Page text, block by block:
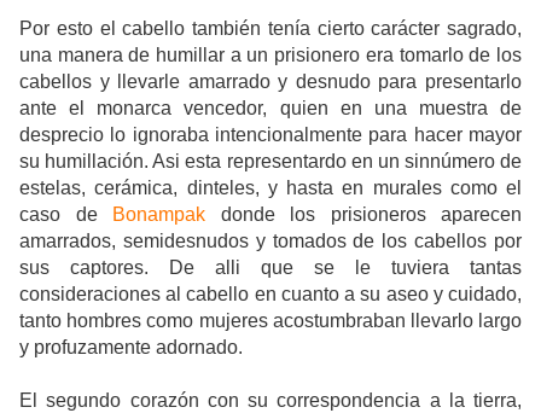
Por esto el cabello también tenía cierto carácter sagrado,
una manera de humillar a un prisionero era tomarlo de los
cabellos y llevarle amarrado y desnudo para presentarlo
ante el monarca vencedor, quien en una muestra de
desprecio lo ignoraba intencionalmente para hacer mayor
su humillación. Asi esta representardo en un sinnúmero de
estelas, cerámica, dinteles, y hasta en murales como el
caso de
Bonampak donde los prisioneros aparecen
amarrados, semidesnudos y tomados de los cabellos por
sus captores. De alli que se le tuviera tantas
consideraciones al cabello en cuanto a su aseo y cuidado,
tanto hombres como mujeres acostumbraban llevarlo largo
y profuzamente adornado.
El segundo corazón con su correspondencia a la tierra,